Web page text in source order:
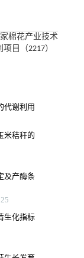
棉花产业技术
目（2217）